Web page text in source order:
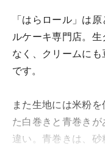
「はらロール」は
ルケーキ専門店。
なく、クリームに
です。
また生地には米粉
た白巻きと青巻き
違い。青巻きは、